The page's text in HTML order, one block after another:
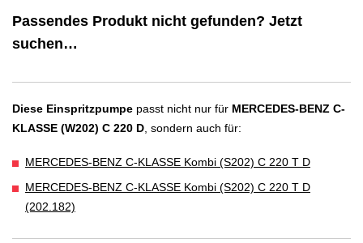
Passendes Produkt nicht gefunden? Jetzt
suchen…
Diese Einspritzpumpe passt nicht nur für MERCEDES-BENZ C-
KLASSE (W202) C 220 D , sondern auch für:
MERCEDES-BENZ C-KLASSE Kombi (S202) C 220 T D
MERCEDES-BENZ C-KLASSE Kombi (S202) C 220 T D
(202.182)